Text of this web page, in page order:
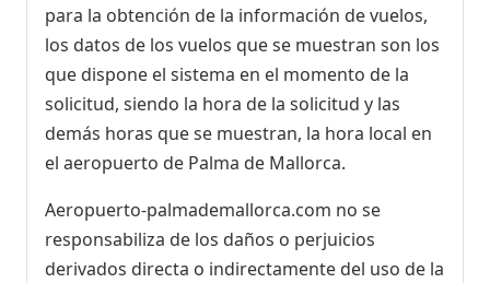
para la obtención de la información de vuelos,
los datos de los vuelos que se muestran son los
que dispone el sistema en el momento de la
solicitud, siendo la hora de la solicitud y las
demás horas que se muestran, la hora local en
el aeropuerto de Palma de Mallorca.
Aeropuerto-palmademallorca.com no se
responsabiliza de los daños o perjuicios
derivados directa o indirectamente del uso de la